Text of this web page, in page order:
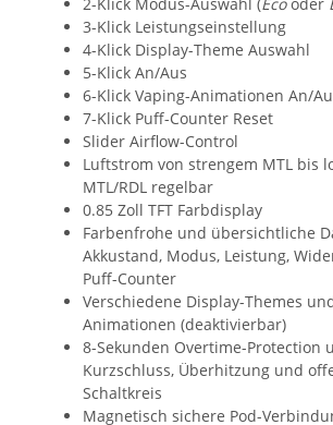
3-Klick Leistungseinstellung
4-Klick Display-Theme Auswahl
5-Klick An/Aus
6-Klick Vaping-Animationen An/
7-Klick Puff-Counter Reset
Slider Airflow-Control
Luftstrom von strengem MTL bis
MTL/RDL regelbar
0.85 Zoll TFT Farbdisplay
Farbenfrohe und übersichtliche
Akkustand, Modus, Leistung,
Puff-Counter
Verschiedene Display-Themes
Animationen (deaktivierbar)
8-Sekunden Overtime-Protection
Kurzschluss, Überhitzung und
Schaltkreis
Magnetisch sichere Pod-